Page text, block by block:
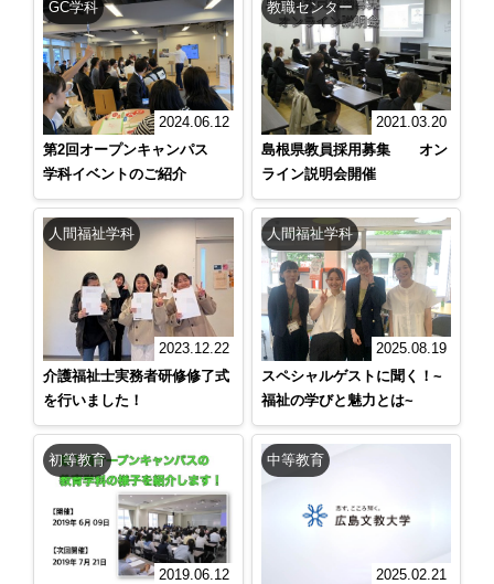
GC学科
2024.06.12
第2回オープンキャンパス
学科イベントのご紹介
教職センター
2021.03.20
島根県教員採用募集 オン
ライン説明会開催
人間福祉学科
2023.12.22
介護福祉士実務者研修修了式
を行いました！
人間福祉学科
2025.08.19
スペシャルゲストに聞く！~
福祉の学びと魅力とは~
初等教育
2019.06.12
中等教育
2025.02.21